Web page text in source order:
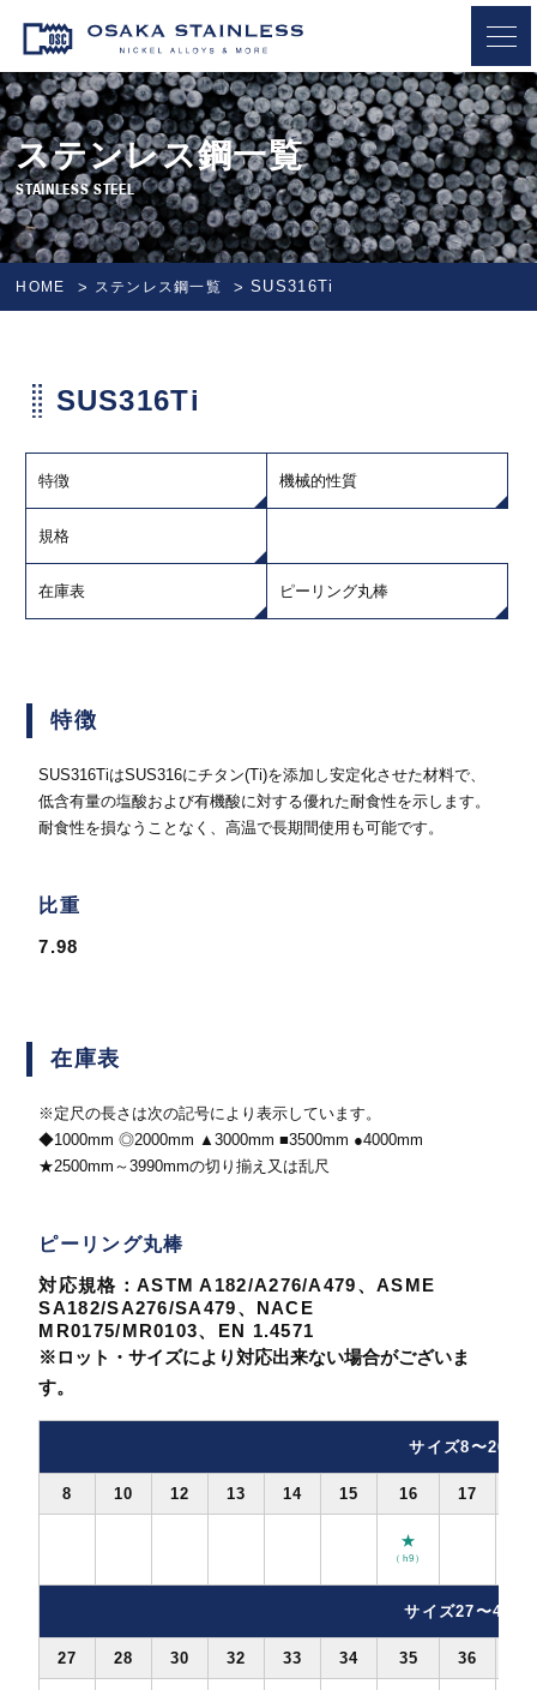
OSAKA STAINLESS
ステンレス鋼一覧
STAINLESS STEEL
HOME ステンレス鋼一覧 SUS316Ti
SUS316Ti
特徴 機械的性質
規格
在庫表 ピーリング丸棒
特徴
SUS316TiはSUS316にチタン(Ti)を添加し安定化させた材料で、
低含有量の塩酸および有機酸に対する優れた耐食性を示します。
耐食性を損なうことなく、高温で長期間使用も可能です。
比重
7.98
在庫表
※定尺の長さは次の記号により表示しています。
◆1000mm ◎2000mm ▲3000mm ■3500mm ●4000mm
★2500mm～3990mmの切り揃え又は乱尺
ピーリング丸棒
対応規格：ASTM A182/A276/A479、ASME
SA182/SA276/SA479、NACE
MR0175/MR0103、EN 1.4571
※ロット・サイズにより対応出来ない場合がございま
す。
サイズ8〜26
8 10 12 13 14 15 16 17
★
（h9）
サイズ27〜48
27 28 30 32 33 34 35 36